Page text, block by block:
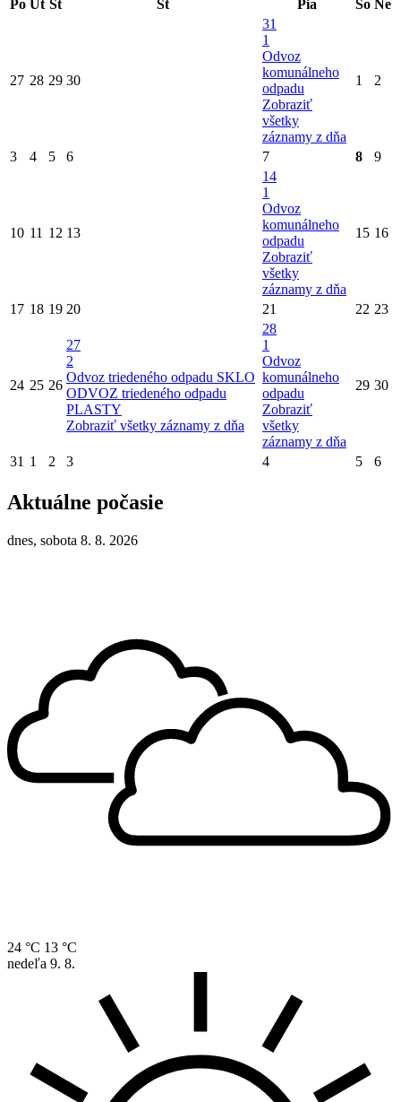
Po Ut St Št Pia So Ne
27 28 29 30
31
1
Odvoz
komunálneho
odpadu
Zobraziť
všetky
záznamy z dňa
1 2
3 4 5 6 7 8 9
10 11 12 13
14
1
Odvoz
komunálneho
odpadu
Zobraziť
všetky
záznamy z dňa
15 16
17 18 19 20 21 22 23
24 25 26
27
2
Odvoz triedeného odpadu SKLO
ODVOZ triedeného odpadu
PLASTY
Zobraziť všetky záznamy z dňa
28
1
Odvoz
komunálneho
odpadu
Zobraziť
všetky
záznamy z dňa
29 30
31 1 2 3 4 5 6
Aktuálne počasie
dnes, sobota 8. 8. 2026
24 °C 13 °C
nedeľa 9. 8.